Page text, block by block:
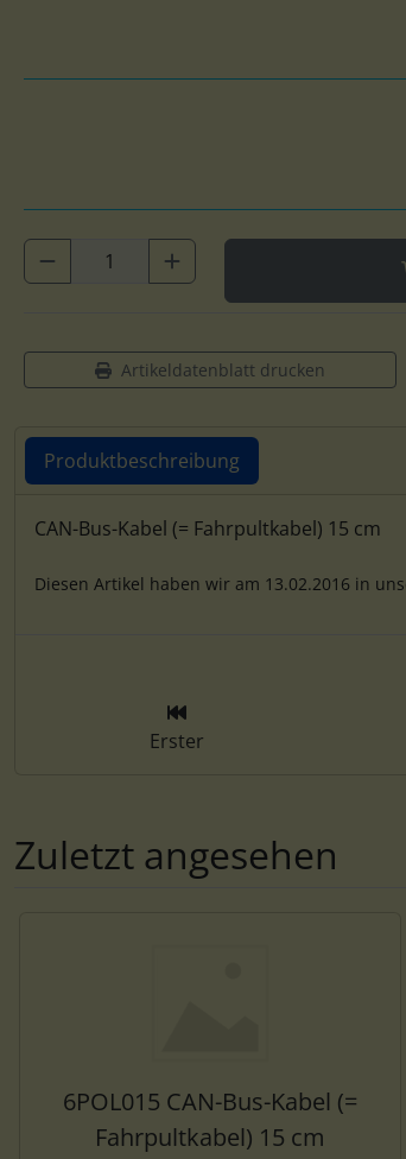
Artikeldatenblatt drucken
Produktbeschreibung
Produktbeschreibung
CAN-Bus-Kabel (= Fahrpultkabel) 15 cm
Diesen Artikel haben wir am 13.02.2016 in
Erster
Zuletzt angesehen
6POL015 CAN-Bus-Kabel (=
Fahrpultkabel) 15 cm